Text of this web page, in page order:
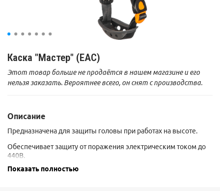
Каска "Мастер" (ЕАС)
Этот товар больше не продаётся в нашем магазине и его
нельзя заказать. Вероятнее всего, он снят с производства.
Описание
Предназначена для защиты головы при работах на высоте.
Обеспечивает защиту от поражения электрическим током до
440В.
Температурный диапазон использования от минус 30 до плюс
Показать полностью